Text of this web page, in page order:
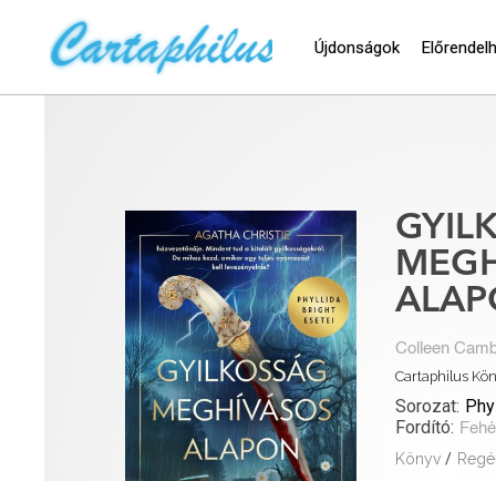
Újdonságok
Colleen
Cartaphilus
Sorozat:
Fordító:
Könyv /